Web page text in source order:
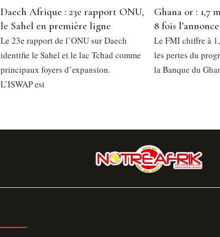
Daech Afrique : 23e rapport ONU,
le Sahel en première ligne
Le 23e rapport de l’ONU sur Daech
identifie le Sahel et le lac Tchad comme
principaux foyers d’expansion.
L’ISWAP est
Ghana or : 1,7
8 fois l’annonce
Le FMI chiffre à
les pertes du
la Banque du